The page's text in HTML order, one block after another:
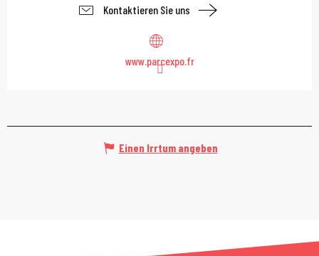
Kontaktieren Sie uns
www.parcexpo.fr
Einen Irrtum angeben